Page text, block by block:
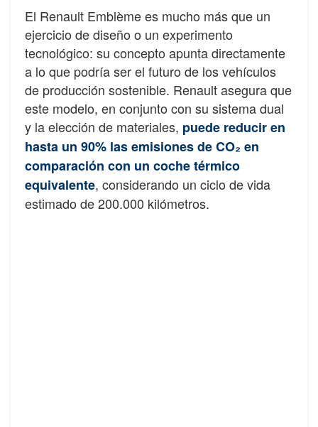
El Renault Emblème es mucho más que un
ejercicio de diseño o un experimento
tecnológico: su concepto apunta directamente
a lo que podría ser el futuro de los vehículos
de producción sostenible. Renault asegura que
este modelo, en conjunto con su sistema dual
y la elección de materiales, puede reducir en
hasta un 90% las emisiones de CO₂ en
comparación con un coche térmico
equivalente, considerando un ciclo de vida
estimado de 200.000 kilómetros.